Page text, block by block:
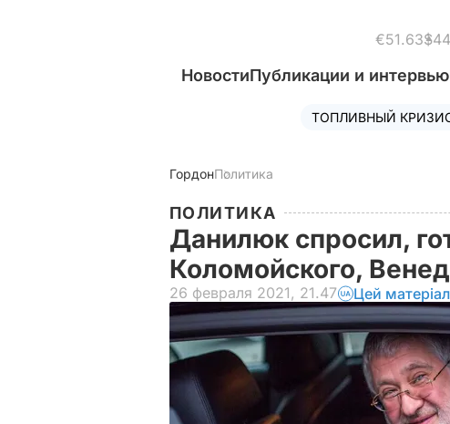
€51.63
НовостиПубликации и интервью
ТОПЛИВНЫЙ
ГордонПолитика
ПОЛИТИКА
Данилюк спросил,
Коломойского,
26 февраля 2021, 21.47 Цей